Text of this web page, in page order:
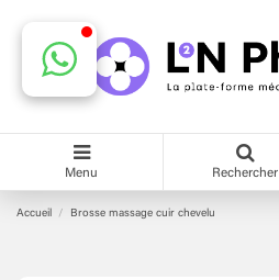
Menu Rechercher
Accueil Brosse massage cuir chevelu